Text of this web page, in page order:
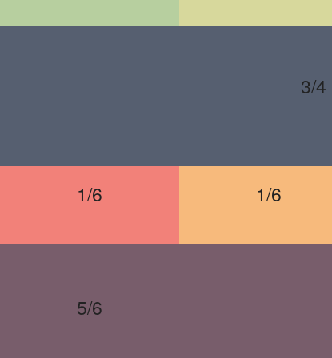
3/4
1/6 1/6
5/6